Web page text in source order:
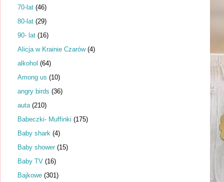
70-lat (46)
80-lat (29)
90- lat (16)
Alicja w Krainie Czarów (4)
alkohol (64)
Among us (10)
angry birds (36)
auta (210)
Babeczki- Muffinki (175)
Baby shark (4)
Baby shower (15)
Baby TV (16)
Bajkowe (301)